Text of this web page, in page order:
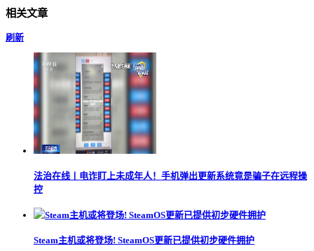
相关文章
刷新
法治在线丨电诈盯上未成年人！手机弹出更新系统竟是骗子在远程操
控
Steam主机或将登场! SteamOS更新已提供初步硬件拥护